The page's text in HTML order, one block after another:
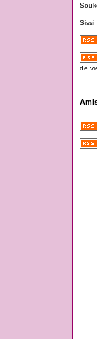
Sissi
de